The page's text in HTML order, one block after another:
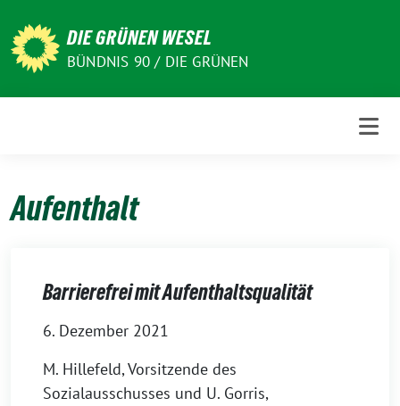
zum
Inhalt
DIE GRÜNEN WESEL
BÜNDNIS 90 / DIE GRÜNEN
Aufenthalt
Barrierefrei mit Aufenthaltsqualität
6. Dezember 2021
M. Hillefeld, Vorsitzende des
Sozialausschusses und U. Gorris,